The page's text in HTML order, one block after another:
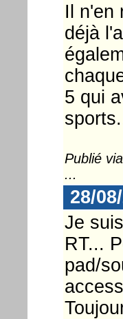
Il n'en
déjà
5 qui
Publié
...
28/
Je
RT...
pad/